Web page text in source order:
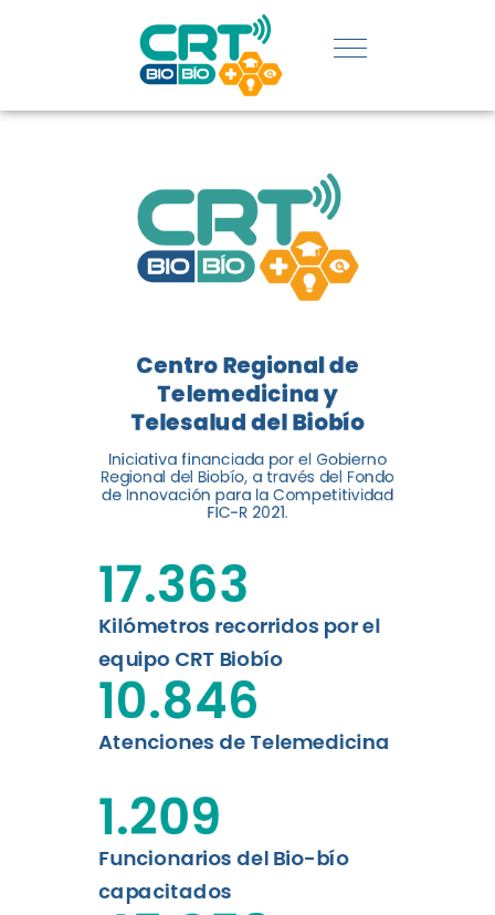
REGIÓN:
CONOCE
LOGROS
DE CRT
BIOBÍO
El Centro Regional de
Telemedicina y Telesalud del
Biobío presenta el balance de
tres años acercando la salud
digital a los habitantes...
Leer más
Centro Regional de
Telemedicina y
Telesalud del Biobío
Iniciativa financiada por el Gobierno
Regional del Biobío, a través del Fondo
de Innovación para la Competitividad
FIC-R 2021.
Kilómetros recorridos por el
equipo CRT Biobío
17.363
Atenciones de Telemedicina
10.846
Funcionarios del Bio-bío
capacitados
1.209